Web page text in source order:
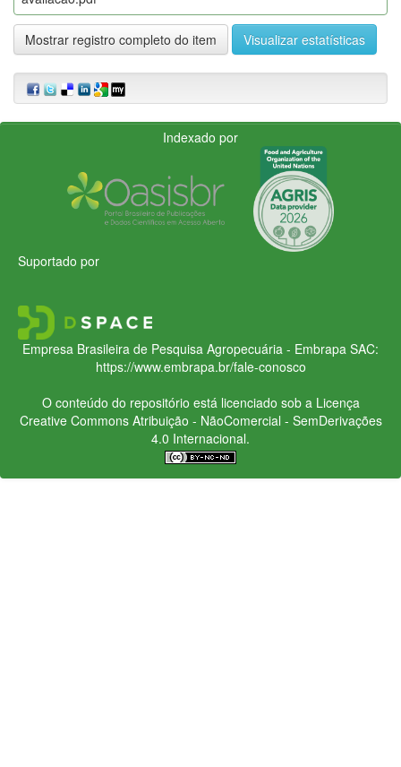
Mostrar registro completo do item Visualizar estatísticas
Indexado por
Suportado por
Empresa Brasileira de Pesquisa Agropecuária - Embrapa SAC:
https://www.embrapa.br/fale-conosco
O conteúdo do repositório está licenciado sob a Licença
Creative CommonsAtribuição - NãoComercial - SemDerivações
4.0 Internacional.